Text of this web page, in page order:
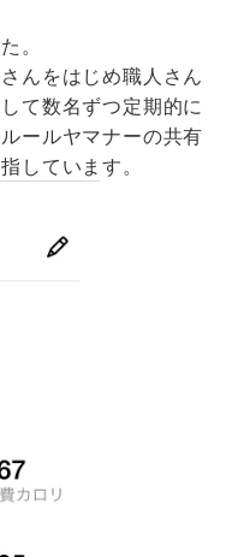
。
んをはじめ職人さん
て数名ずつ定期的に
ールヤマナーの共有
しています。